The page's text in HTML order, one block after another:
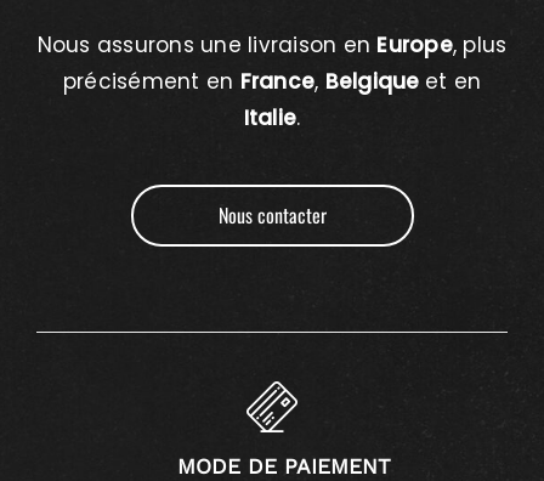
Nous assurons une livraison en Europe, plus
précisément en France, Belgique et en
Italie.
Nous contacter
MODE DE PAIEMENT